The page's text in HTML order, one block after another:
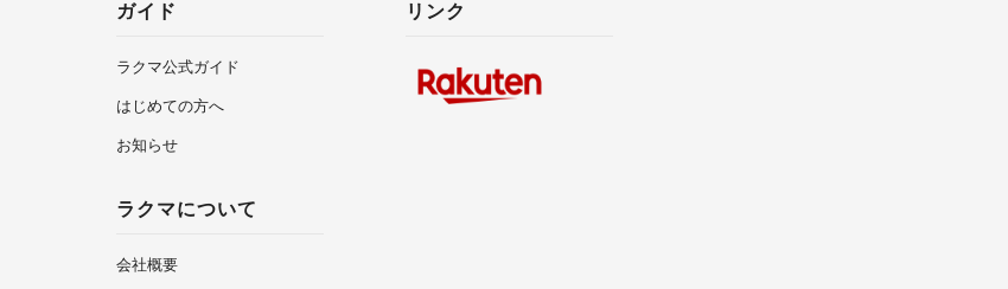
ガイド
ラクマ公式ガイド
はじめての方へ
お知らせ
ラクマについて
会社概要
リンク